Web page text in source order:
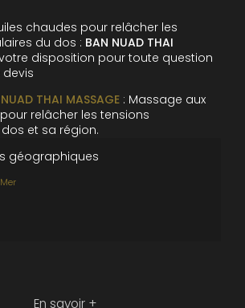
chaudes pour relâcher les
du dos : BAN NUAD THAI
disposition pour toute question
THAI MASSAGE : Massage aux
relâcher les tensions
et sa région.
géographiques
En savoir +